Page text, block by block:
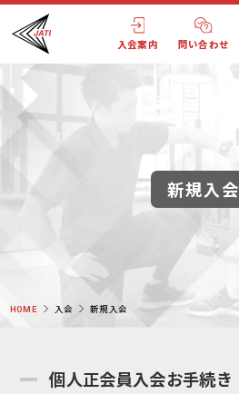
入会案内 問い合わせ
新規入会
HOME 入会 新規入会
個人正会員入会お手続き